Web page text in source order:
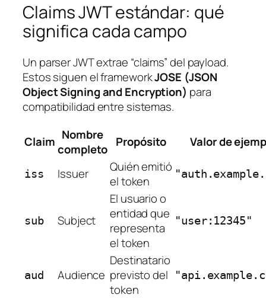
Claims JWT estándar: qué
significa cada campo
Un parser JWT extrae “claims” del payload.
Estos siguen el frameworkJOSE (JSON
Object Signing and Encryption) para
compatibilidad entre sistemas.
Claim Nombre
completo Propósito Valor de
iss Issuer
Quién emitió
el token
sub Subject
El usuario o
entidad que
representa
el token
"user:12345"
aud Audience
Destinatario
previsto del
token